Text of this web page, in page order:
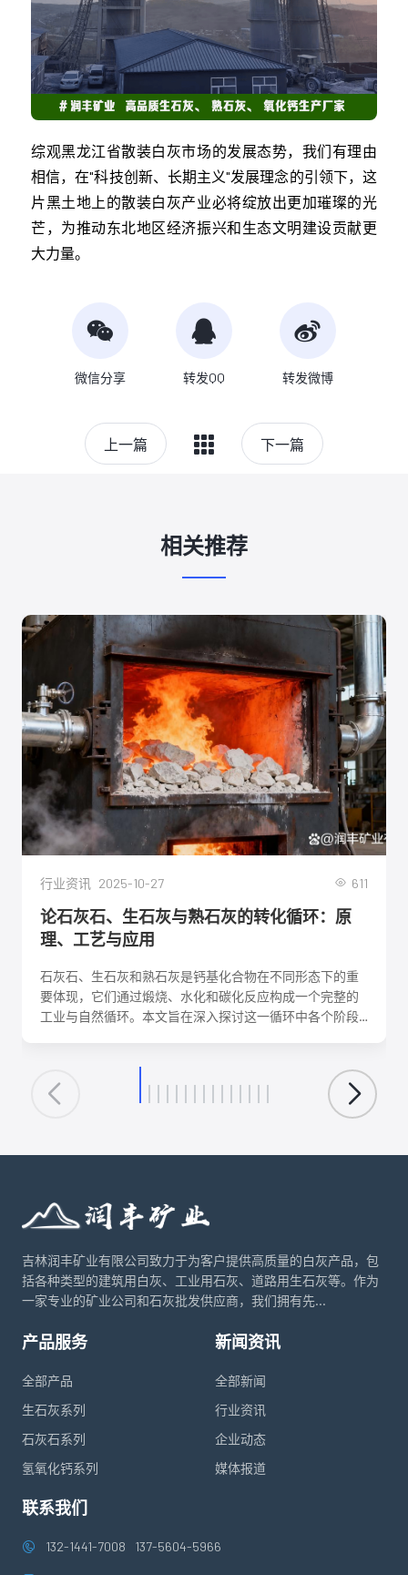
综观黑龙江省散装白灰市场的发展态势，我们有理由
相信，在"科技创新、长期主义"发展理念的引领下，这
片黑土地上的散装白灰产业必将绽放出更加璀璨的光
芒，为推动东北地区经济振兴和生态文明建设贡献更
大力量。
微信分享 转发QQ 转发微博
上一篇 下一篇
相关推荐
行业资讯 2025-10-27 611
论石灰石、生石灰与熟石灰的转化循环：原
理、工艺与应用
石灰石、生石灰和熟石灰是钙基化合物在不同形态下的重
要体现，它们通过煅烧、水化和碳化反应构成一个完整的
工业与自然循环。本文旨在深入探讨这一循环中各个阶段
优化生产工艺、降低能耗、实现资源可持续利用具有重要
意义。
吉林润丰矿业有限公司致力于为客户提供高质量的白灰产品，包
括各种类型的建筑用白灰、工业用石灰、道路用生石灰等。作为
一家专业的矿业公司和石灰批发供应商，我们拥有先...
产品服务
全部产品
生石灰系列
石灰石系列
氢氧化钙系列
新闻资讯
全部新闻
行业资讯
企业动态
媒体报道
联系我们
132-1441-7008 137-5604-5966